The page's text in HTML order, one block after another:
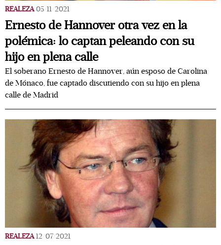
REALEZA 05/11/2021
Ernesto de Hannover otra vez en la
polémica: lo captan peleando con su
hijo en plena calle
El soberano Ernesto de Hannover, aún esposo de Carolina
de Mónaco, fue captado discutiendo con su hijo en plena
calle de Madrid
REALEZA 12/07/2021